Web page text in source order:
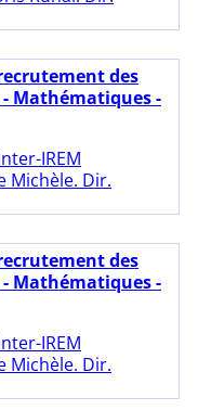
des
- Mathématiques -
IREM
Michèle. Dir.
des
- Mathématiques -
IREM
Michèle. Dir.